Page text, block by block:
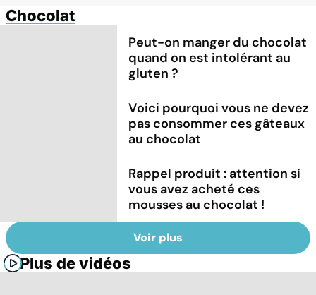
Chocolat
Peut-on manger du chocolat
quand on est intolérant au
gluten ?
Voici pourquoi vous ne devez
pas consommer ces gâteaux
au chocolat
Rappel produit : attention si
vous avez acheté ces
mousses au chocolat !
Voir plus
Plus de vidéos